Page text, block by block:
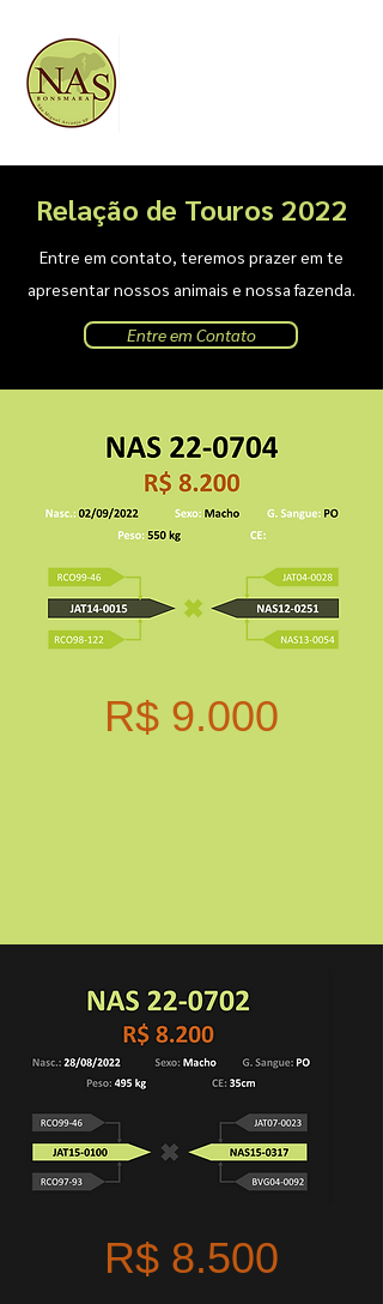
Relação de Touros 2022
Entre em contato, teremos prazer em te
apresentar nossos animais e nossa fazenda.
Entre em Contato
R$ 9.000
R$ 8.500